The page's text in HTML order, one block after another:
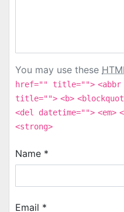
You may use these
href="" title="">
title=""> <b>
<del datetime=""> <em>
<strong>
Name *
Email *